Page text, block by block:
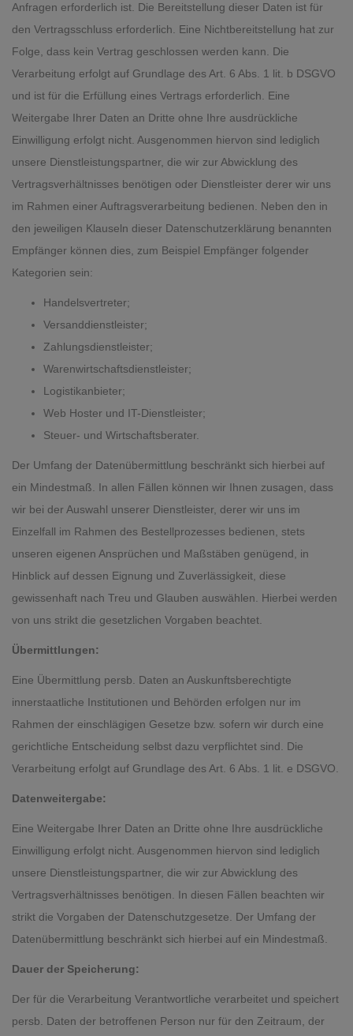
Anfragen erforderlich ist. Die Bereitstellung dieser Daten ist für
den Vertragsschluss erforderlich. Eine Nichtbereitstellung hat zur
Folge, dass kein Vertrag geschlossen werden kann. Die
Verarbeitung erfolgt auf Grundlage des Art. 6 Abs. 1 lit. b DSGVO
und ist für die Erfüllung eines Vertrags erforderlich. Eine
Weitergabe Ihrer Daten an Dritte ohne Ihre ausdrückliche
Einwilligung erfolgt nicht. Ausgenommen hiervon sind lediglich
unsere Dienstleistungspartner, die wir zur Abwicklung des
Vertragsverhältnisses benötigen oder Dienstleister derer wir uns
im Rahmen einer Auftragsverarbeitung bedienen. Neben den in
den jeweiligen Klauseln dieser Datenschutzerklärung benannten
Empfänger können dies, zum Beispiel Empfänger folgender
Kategorien sein:
Handelsvertreter;
Versanddienstleister;
Zahlungsdienstleister;
Warenwirtschaftsdienstleister;
Logistikanbieter;
Web Hoster und IT-Dienstleister;
Steuer- und Wirtschaftsberater.
Der Umfang der Datenübermittlung beschränkt sich hierbei auf
ein Mindestmaß. In allen Fällen können wir Ihnen zusagen, dass
wir bei der Auswahl unserer Dienstleister, derer wir uns im
Einzelfall im Rahmen des Bestellprozesses bedienen, stets
unseren eigenen Ansprüchen und Maßstäben genügend, in
Hinblick auf dessen Eignung und Zuverlässigkeit, diese
gewissenhaft nach Treu und Glauben auswählen. Hierbei werden
von uns strikt die gesetzlichen Vorgaben beachtet.
Übermittlungen:
Eine Übermittlung persb. Daten an Auskunftsberechtigte
innerstaatliche Institutionen und Behörden erfolgen nur im
Rahmen der einschlägigen Gesetze bzw. sofern wir durch eine
gerichtliche Entscheidung selbst dazu verpflichtet sind. Die
Verarbeitung erfolgt auf Grundlage des Art. 6 Abs. 1 lit. e DSGVO.
Datenweitergabe:
Eine Weitergabe Ihrer Daten an Dritte ohne Ihre ausdrückliche
Einwilligung erfolgt nicht. Ausgenommen hiervon sind lediglich
unsere Dienstleistungspartner, die wir zur Abwicklung des
Vertragsverhältnisses benötigen. In diesen Fällen beachten wir
strikt die Vorgaben der Datenschutzgesetze. Der Umfang der
Datenübermittlung beschränkt sich hierbei auf ein Mindestmaß.
Dauer der Speicherung:
Der für die Verarbeitung Verantwortliche verarbeitet und speichert
persb. Daten der betroffenen Person nur für den Zeitraum, der